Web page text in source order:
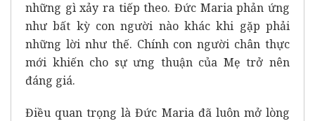
những gì xảy ra tiếp theo. Đức Maria phản ứng
như bất kỳ con người nào khác khi gặp phải
những lời như thế. Chính con người chân thực
mới khiến cho sự ưng thuận của Mẹ trở nên
đáng giá.
Điều quan trọng là Đức Maria đã luôn mở lòng